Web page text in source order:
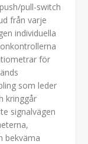
pull-switch
från varje
individuella
för
som leder
kringgår
signalvägen
bekväma